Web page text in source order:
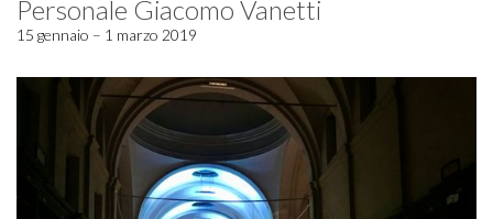
Personale Giacomo Vanetti
15 gennaio – 1 marzo 2019